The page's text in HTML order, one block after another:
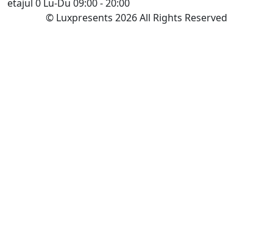
etajul 0 Lu-Du 09:00 - 20:00
© Luxpresents 2026 All Rights Reserved